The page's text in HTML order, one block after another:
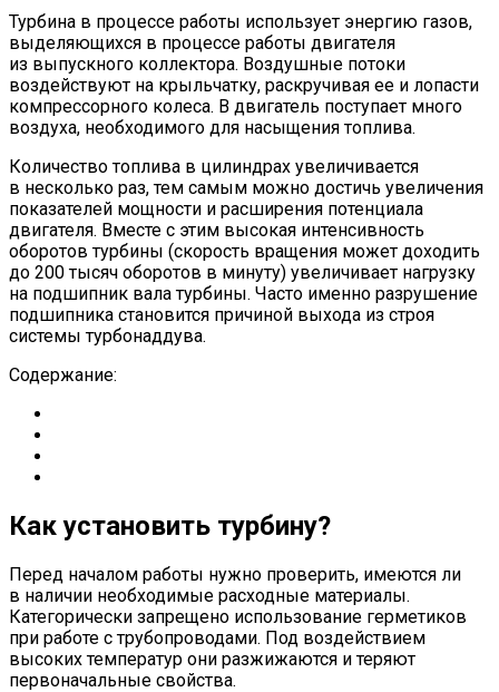
Турбина в процессе работы использует энергию газов,
выделяющихся в процессе работы двигателя
из выпускного коллектора. Воздушные потоки
воздействуют на крыльчатку, раскручивая ее и лопасти
компрессорного колеса. В двигатель поступает много
воздуха, необходимого для насыщения топлива.
Количество топлива в цилиндрах увеличивается
в несколько раз, тем самым можно достичь увеличения
показателей мощности и расширения потенциала
двигателя. Вместе с этим высокая интенсивность
оборотов турбины (скорость вращения может доходить
до 200 тысяч оборотов в минуту) увеличивает нагрузку
на подшипник вала турбины. Часто именно разрушение
подшипника становится причиной выхода из строя
системы турбонаддува.
Содержание:
Как установить турбину?
Перед началом работы нужно проверить, имеются ли
в наличии необходимые расходные материалы.
Категорически запрещено использование герметиков
при работе с трубопроводами. Под воздействием
высоких температур они разжижаются и теряют
первоначальные свойства.